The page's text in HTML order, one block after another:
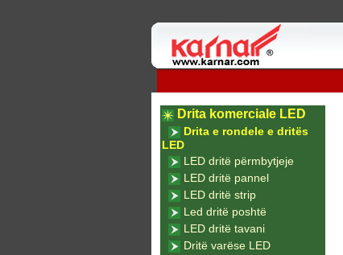
Drita komerciale LED
Drita e rondele e dritës
LED
LED dritë përmbytjeje
LED dritë pannel
LED dritë strip
Led dritë poshtë
LED dritë tavani
Dritë varëse LED